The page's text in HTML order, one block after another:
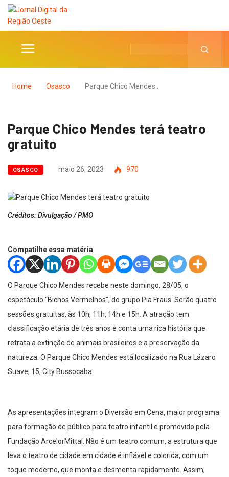
Home Osasco Parque Chico Mendes…
Parque Chico Mendes terá teatro
gratuito
OSASCO maio 26, 2023 970
Créditos: Divulgação / PMO
Compatilhe essa matéria
O Parque Chico Mendes recebe neste domingo, 28/05, o
espetáculo “Bichos Vermelhos”, do grupo Pia Fraus. Serão quatro
sessões gratuitas, às 10h, 11h, 14h e 15h. A atração tem
classificação etária de três anos e conta uma rica história que
retrata a extinção de animais brasileiros e a preservação da
natureza. O Parque Chico Mendes está localizado na Rua Lázaro
Suave, 15, City Bussocaba.
As apresentações integram o Diversão em Cena, maior programa
para formação de público para teatro infantil e promovido pela
Fundação ArcelorMittal. Não é um teatro comum, a estrutura que
leva o teatro de cidade em cidade é inflável e colorida, com um
toque moderno, que monta e desmonta rapidamente. Assim,